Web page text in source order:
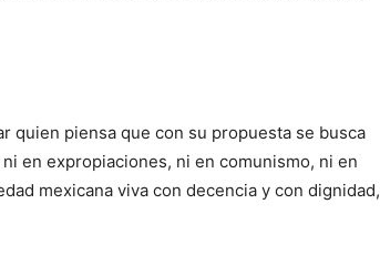
quien piensa que con su propuesta se busca
en expropiaciones, ni en comunismo, ni en
mexicana viva con decencia y con dignidad,